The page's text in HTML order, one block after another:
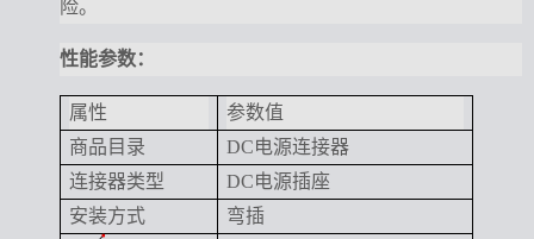
险。
性能参数：
属性
参数值
商品目录
DC电源连接器
连接器类型
DC电源插座
安装方式
弯插